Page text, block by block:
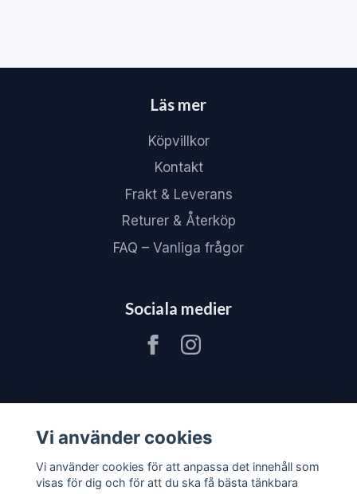
Läs mer
Köpvillkor
Kontakt
Frakt & Leverans
Returer & Återköp
FAQ – Vanliga frågor
Sociala medier
Vi använder cookies
Vi använder cookies för att anpassa det innehåll som
visas för dig och för att du ska få bästa tänkbara